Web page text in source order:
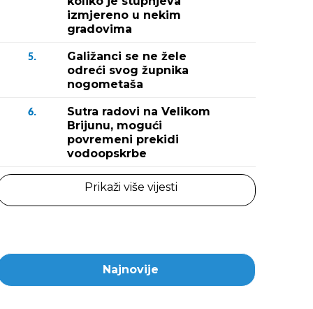
(Snimio Igor
izmjereno u nekim
gradovima
5.
Galižanci se ne žele
odreći svog župnika
nogometaša
6.
Sutra radovi na Velikom
Brijunu, mogući
povremeni prekidi
vodoopskrbe
Prikaži više vijesti
Najnovije